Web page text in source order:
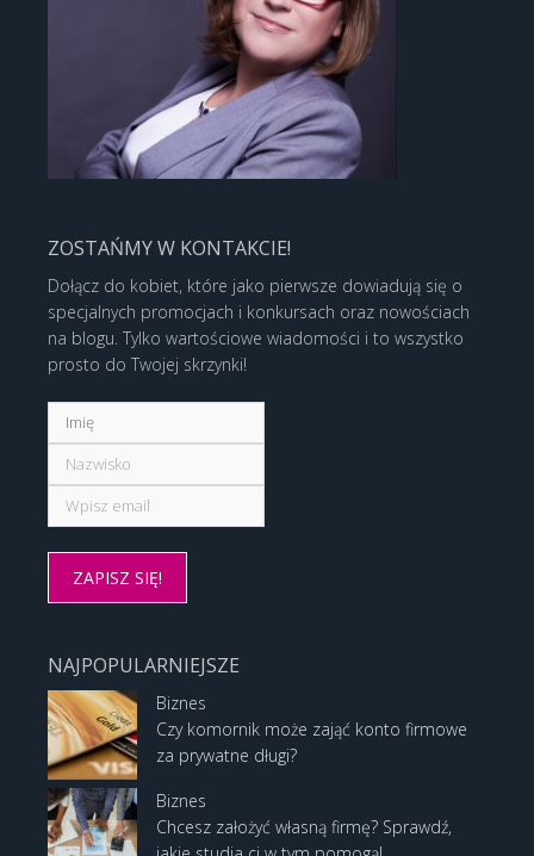
ZOSTAŃMY W KONTAKCIE!
Dołącz do kobiet, które jako pierwsze dowiadują się o
specjalnych promocjach i konkursach oraz nowościach
na blogu. Tylko wartościowe wiadomości i to wszystko
prosto do Twojej skrzynki!
NAJPOPULARNIEJSZE
Biznes
Czy komornik może zająć konto firmowe
za prywatne długi?
Biznes
Chcesz założyć własną firmę? Sprawdź,